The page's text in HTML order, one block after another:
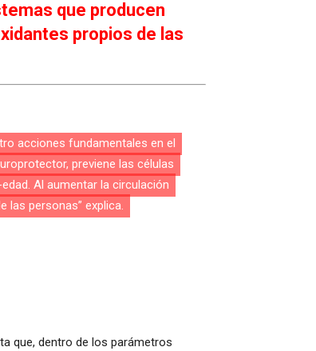
que producen
propios de las
acciones fundamentales en el
previene las células
Al aumentar la circulación
las personas” explica.
que, dentro de los parámetros